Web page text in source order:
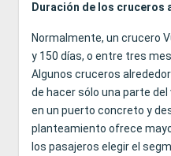
Duración de los cruceros
Normalmente, un crucero
y 150 días, o entre tres
Algunos cruceros
de hacer sólo una parte
en un puerto concreto y
planteamiento ofrece
los pasajeros elegir el